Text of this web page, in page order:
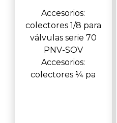
Accesorios:
colectores 1/8 para
válvulas serie 70
PNV-SOV
Accesorios:
colectores ¼ pa